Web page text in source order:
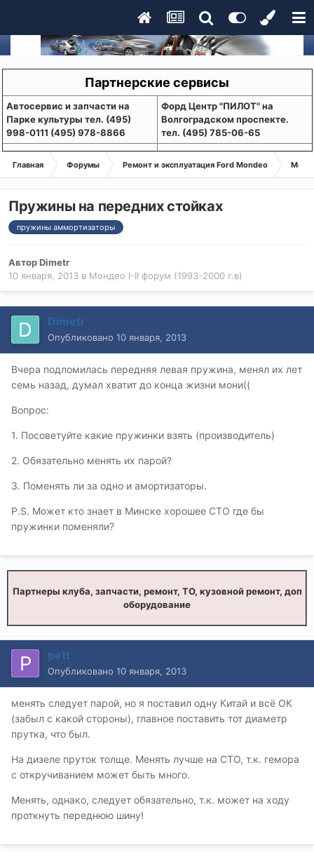
Партнерские сервисы
Aвтосервис и запчасти на
Парке культуры тел. (495)
998-0111 (495) 978-8866
Форд Центр "ПИЛОТ" на
Волгоградском проспекте.
тел. (495) 785-06-65
Главная Форумы Ремонт и эксплуатация Ford Mondeo
Пружины на передних стойках
пружины аммортизаторы
АвторDimetr
10 января, 2013 в Мондео I-II форум (1993-2000 г.в)
Dimetr
Опубликовано 10 января, 2013
Вчера подломилась передняя левая пружина, менял их лет
семь назад, думал хватит до конца жизни мони((
Вопрос:
1. Посоветуйте какие пружинки взять (производитель)
2. Обязательно менять их парой?
3. Поменять ли за одно и амортизаторы.
P.S. Может кто знает в Минске хорошее СТО где бы
пружинки поменяли?
Партнеры клуба, запчасти, ремонт, ТО, кузовной ремонт, доп
оборудование
pett
Опубликовано 10 января, 2013
менять следует парой, но я поставил одну Китай и всё ОК
(забыл с какой стороны), главное поставить тот диаметр
прутка, что был.
На дизеле пруток толще. Менять лучше на СТО, т.к. гемора
с откручиванием может быть много.
Менять, однако, следует обязательно, т.к. может на ходу
проткнуть переднюю шину!